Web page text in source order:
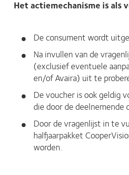
Het actiemechanisme is als
De consument wordt
Na invullen van de
(exclusief eventuele
en/of Avaira) uit te
De voucher is ook geldig
die door de
Door de vragenlijst in te
halfjaarpakket
worden.